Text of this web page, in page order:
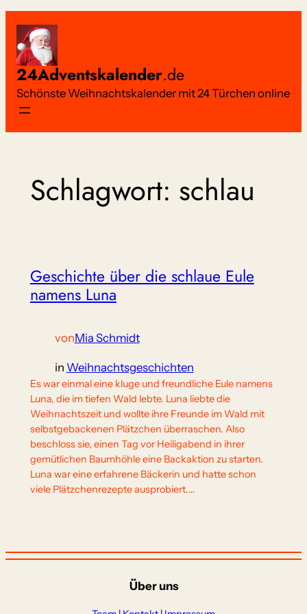
Inhalt
springen
24Adventskalender.de
Schönste Weihnachtskalender mit 24 Türchen online
Schlagwort: schlau
Geschichte über die schlaue Eule
namens Luna
vonMia Schmidt
in Weihnachtsgeschichten
Es war einmal eine kluge und freundliche Eule namens
Luna, die im tiefen Wald lebte. Luna liebte die
Weihnachtszeit und wollte ihre Freunde im Wald mit
selbstgebackenen Plätzchen überraschen. Also
beschloss sie, einen Tag vor Heiligabend in ihrer
gemütlichen Baumhöhle eine Backaktion zu starten.
Luna war eine erfahrene Bäckerin und hatte schon
viele Plätzchenrezepte ausprobiert.…
Über uns